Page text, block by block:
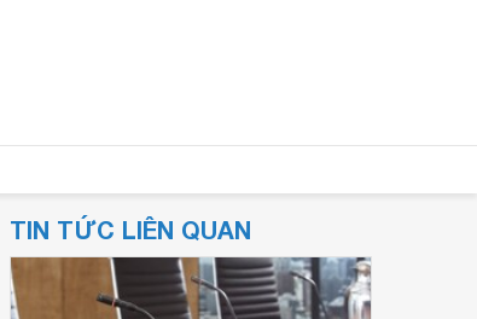
TIN TỨC LIÊN QUAN